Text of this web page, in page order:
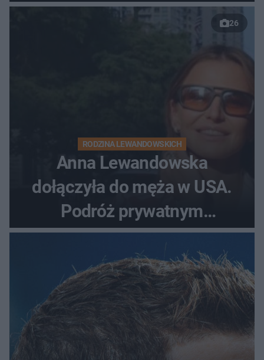
26
RODZINA LEWANDOWSKICH
Anna Lewandowska
dołączyła do męża w USA.
Podróż prywatnym
odrzutowcem to dopiero
początek!